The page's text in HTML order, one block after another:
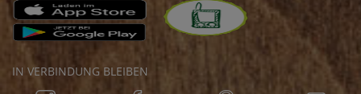
IN VERBINDUNG BLEIBEN